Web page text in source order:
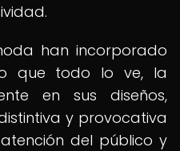
han incorporado
que todo lo ve, la
en sus diseños,
y provocativa
del público y